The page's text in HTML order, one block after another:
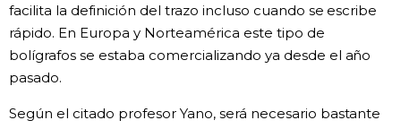
facilita la definición del trazo incluso cuando se escribe
rápido. En Europa y Norteamérica este tipo de
bolígrafos se estaba comercializando ya desde el año
pasado.
Según el citado profesor Yano, será necesario bastante